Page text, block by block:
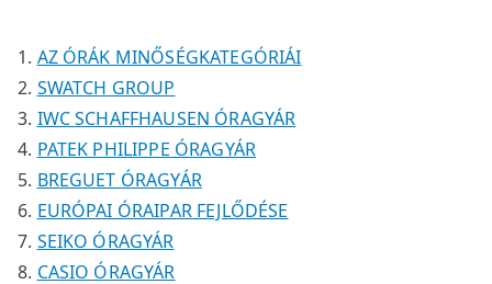
k
k
é
AZ ÓRÁK MINŐSÉGKATEGÓRIÁI
SWATCH GROUP
IWC SCHAFFHAUSEN ÓRAGYÁR
PATEK PHILIPPE ÓRAGYÁR
BREGUET ÓRAGYÁR
EURÓPAI ÓRAIPAR FEJLŐDÉSE
SEIKO ÓRAGYÁR
CASIO ÓRAGYÁR